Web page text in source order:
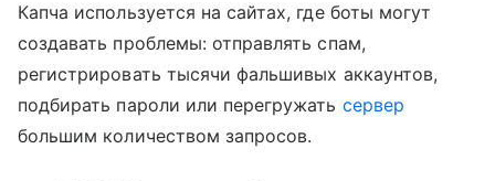
Капча используется на сайтах, где боты могут
создавать проблемы: отправлять спам,
регистрировать тысячи фальшивых аккаунтов,
подбирать пароли или перегружать сервер
большим количеством запросов.